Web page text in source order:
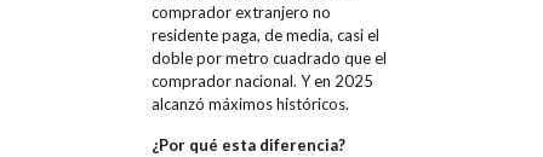
comprador extranjero no
residente paga, de media, casi el
doble por metro cuadrado que el
comprador nacional. Y en 2025
alcanzó máximos históricos.
¿Por qué esta diferencia?